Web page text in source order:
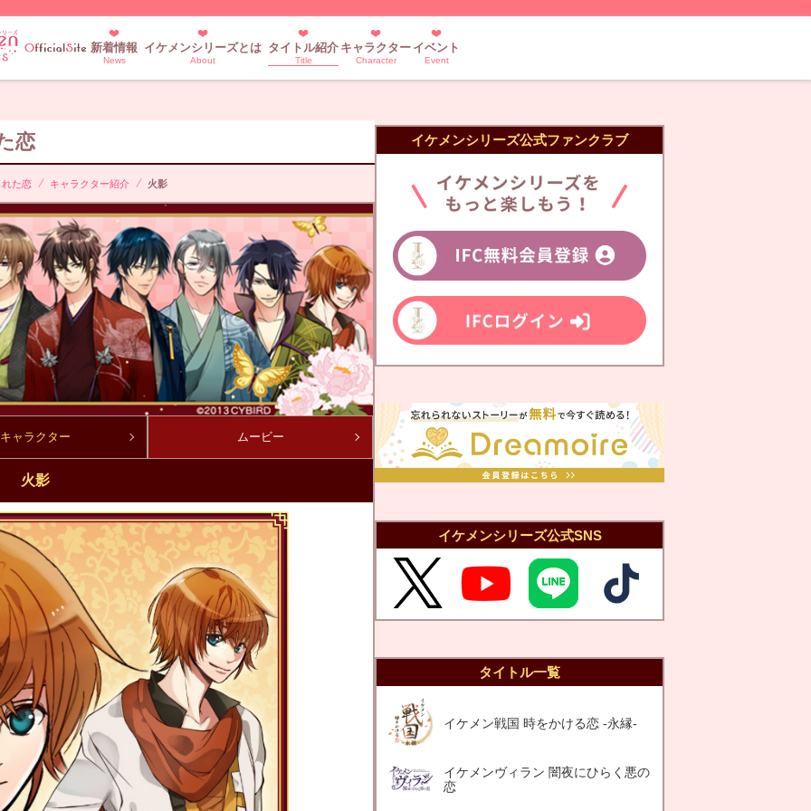
新着情報
News
イケメンシリーズとは
About
タイトル紹介
Title
キャラクター
Character
イベント
Event
恋
た恋 キャラクター紹介 火影
キャラクター ムービー
火影
イケメンシリーズ公式ファンクラブ
イケメンシリーズ公式SNS
タイトル一覧
イケメン戦国 時をかける恋 -永縁-
イケメンヴィラン 闇夜にひらく悪の
恋